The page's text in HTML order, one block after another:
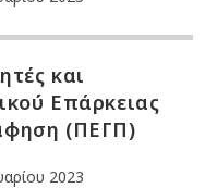
και
Επάρκειας
(ΠΕΓΠ)
2023